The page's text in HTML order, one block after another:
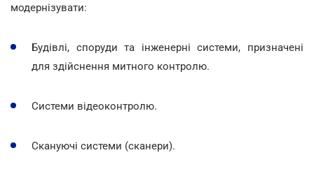
модернізувати:
Будівлі, споруди та інженерні системи, призначені
для здійснення митного контролю.
Системи відеоконтролю.
Скануючі системи (сканери).